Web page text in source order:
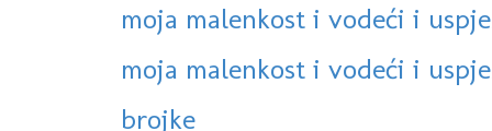
moja malenkost i vodeći i
moja malenkost i vodeći i
brojke